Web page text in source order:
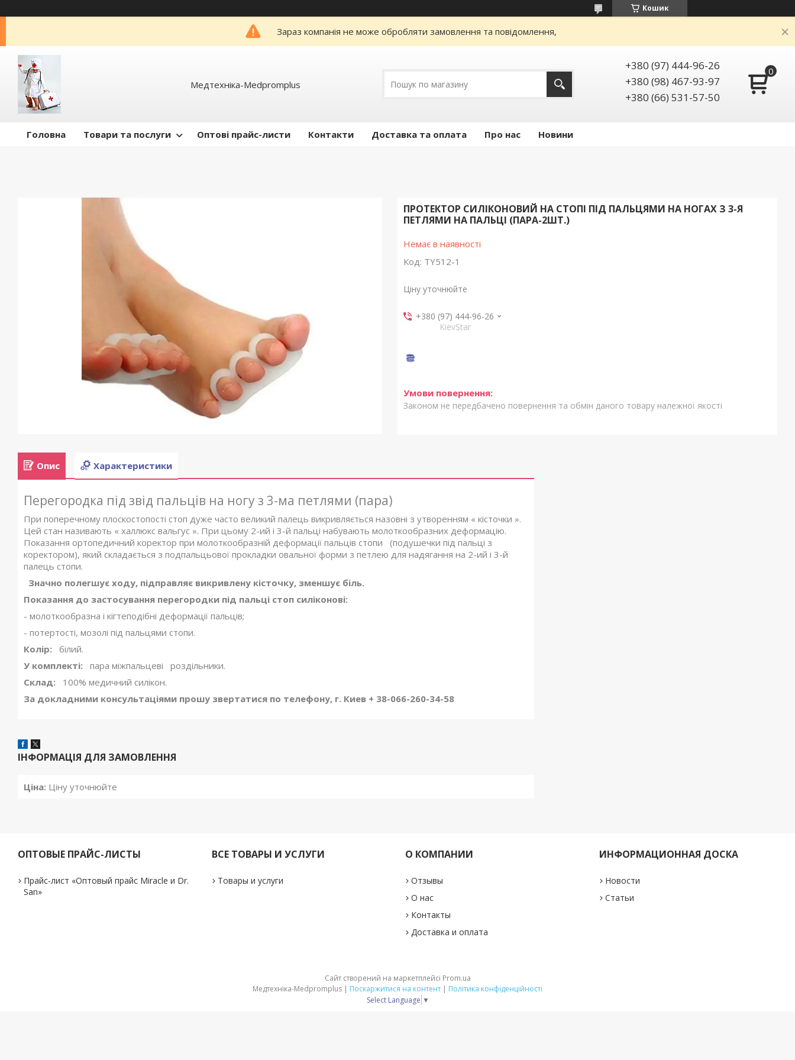
Кошик
Зараз компанія не може обробляти замовлення та повідомлення,
Медтехніка-Medpromplus
+380 (97) 444-96-26
+380 (98) 467-93-97
+380 (66) 531-57-50
Головна Товари та послуги Оптові прайс-листи Контакти Доставка та оплата Про нас Новини
ПРОТЕКТОР СИЛІКОНОВИЙ НА СТОПІ ПІД ПАЛЬЦЯМИ НА НОГАХ З 3-Я
ПЕТЛЯМИ НА ПАЛЬЦІ (ПАРА-2ШТ.)
Немає в наявності
Код: TY512-1
Ціну уточнюйте
+380 (97) 444-96-26
KievStar
Законом не передбачено повернення та обмін даного товару належної якості
Опис Характеристики
Перегородка під звід пальців на ногу з 3-ма петлями (пара)
При поперечному плоскостопості стоп дуже часто великий палець викривляється назовні з утворенням « кісточки ».
Цей стан називають « халлюкс вальгус ». При цьому 2-ий і 3-й пальці набувають молоткообразних деформацію.
Показання ортопедичний коректор при молоткообразній деформації пальців стопи (подушечки під пальці з
коректором), який складається з подпальцьової прокладки овальної форми з петлею для надягання на 2-ий і 3-й
палець стопи.
Значно полегшує ходу, підправляє викривлену кісточку, зменшує біль.
Показання до застосування перегородки під пальці стоп силіконові:
- молоткообразна і кігтеподібні деформації пальців;
- потертості, мозолі під пальцями стопи.
Колір:
білий.
У комплекті:
пара міжпальцеві роздільники.
Склад:
100% медичний силікон.
За докладними консультаціями прошу звертатися по телефону, г. Киев + 38-066-260-34-58
ІНФОРМАЦІЯ ДЛЯ ЗАМОВЛЕННЯ
Ціна: Ціну уточнюйте
ОПТОВЫЕ ПРАЙС-ЛИСТЫ
Прайс-лист «Оптовый прайс Miracle и Dr.
San»
ВСЕ ТОВАРЫ И УСЛУГИ
Товары и услуги
О КОМПАНИИ
Отзывы
О нас
Контакты
Доставка и оплата
ИНФОРМАЦИОННАЯ ДОСКА
Новости
Статьи
Сайт створений на маркетплейсі Prom.ua
Поскаржитися на контент
Політика конфіденційності
Select Language ▼